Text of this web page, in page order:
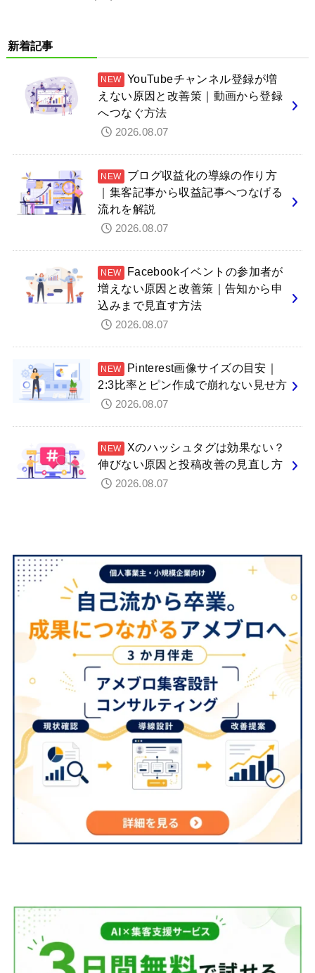
新着記事
YouTubeチャンネル登録が増
えない原因と改善策｜動画から登録
へつなぐ方法
2026.08.07
ブログ収益化の導線の作り方
｜集客記事から収益記事へつなげる
流れを解説
2026.08.07
Facebookイベントの参加者が
増えない原因と改善策｜告知から申
込みまで見直す方法
2026.08.07
Pinterest画像サイズの目安｜
2:3比率とピン作成で崩れない見せ方
2026.08.07
Xのハッシュタグは効果ない？
伸びない原因と投稿改善の見直し方
2026.08.07